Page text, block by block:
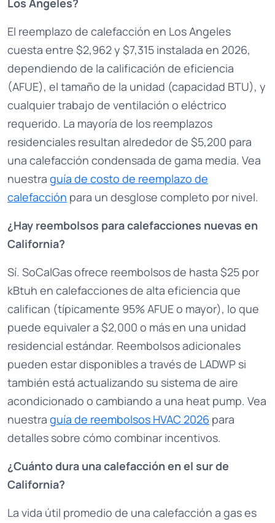
Los Angeles?
El reemplazo de calefacción en Los Angeles
cuesta entre $2,962 y $7,315 instalada en 2026,
dependiendo de la calificación de eficiencia
(AFUE), el tamaño de la unidad (capacidad BTU), y
cualquier trabajo de ventilación o eléctrico
requerido. La mayoría de los reemplazos
residenciales resultan alrededor de $5,200 para
una calefacción condensada de gama media. Vea
nuestra guía de costo de reemplazo de
calefacción para un desglose completo por nivel.
¿Hay reembolsos para calefacciones nuevas en
California?
Sí. SoCalGas ofrece reembolsos de hasta $25 por
kBtuh en calefacciones de alta eficiencia que
califican (típicamente 95% AFUE o mayor), lo que
puede equivaler a $2,000 o más en una unidad
residencial estándar. Reembolsos adicionales
pueden estar disponibles a través de LADWP si
también está actualizando su sistema de aire
acondicionado o cambiando a una heat pump. Vea
nuestra guía de reembolsos HVAC 2026 para
detalles sobre cómo combinar incentivos.
¿Cuánto dura una calefacción en el sur de
California?
La vida útil promedio de una calefacción a gas es